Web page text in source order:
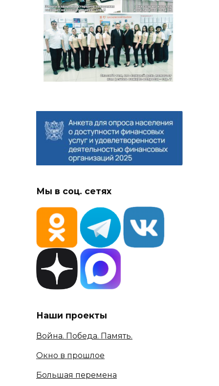
Мы в соц. сетях
Наши проекты
Война. Победа. Память.
Окно в прошлое
Большая перемена